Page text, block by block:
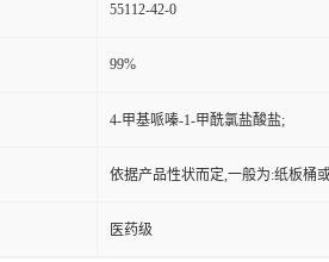
55112-42-0
99%
4-甲基哌嗪-1-甲酰氯盐酸盐;
依据产品性状而定,一般为:纸板桶
医药级